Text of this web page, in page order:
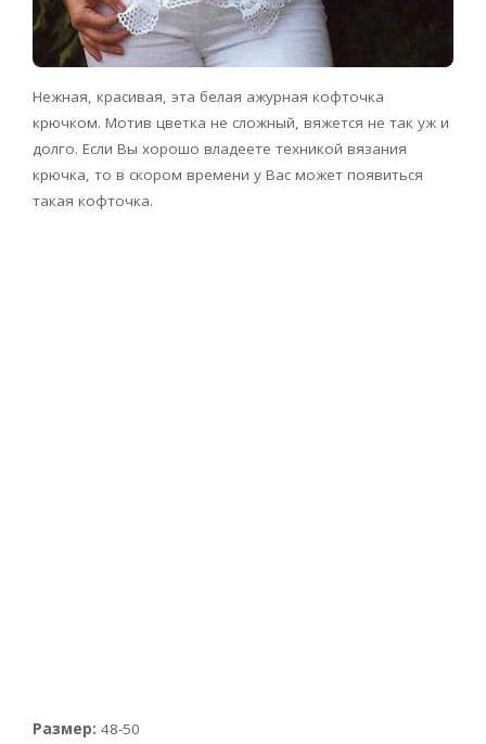
Нежная, красивая, эта белая ажурная кофточка
крючком. Мотив цветка не сложный, вяжется не так уж и
долго. Если Вы хорошо владеете техникой вязания
крючка, то в скором времени у Вас может появиться
такая кофточка.
Размер: 48-50